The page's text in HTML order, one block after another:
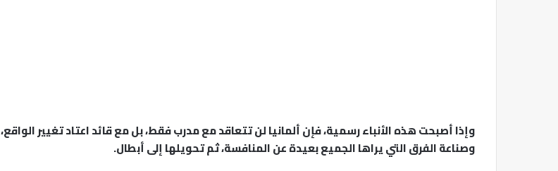
وإذا أصبحت هذه الأنباء رسمية، فإن ألمانيا لن تتعاقد مع مدرب فقط، بل مع قائد اعتاد تغيير الواقع،
وصناعة الفرق التي يراها الجميع بعيدة عن المنافسة، ثم تحويلها إلى أبطال.